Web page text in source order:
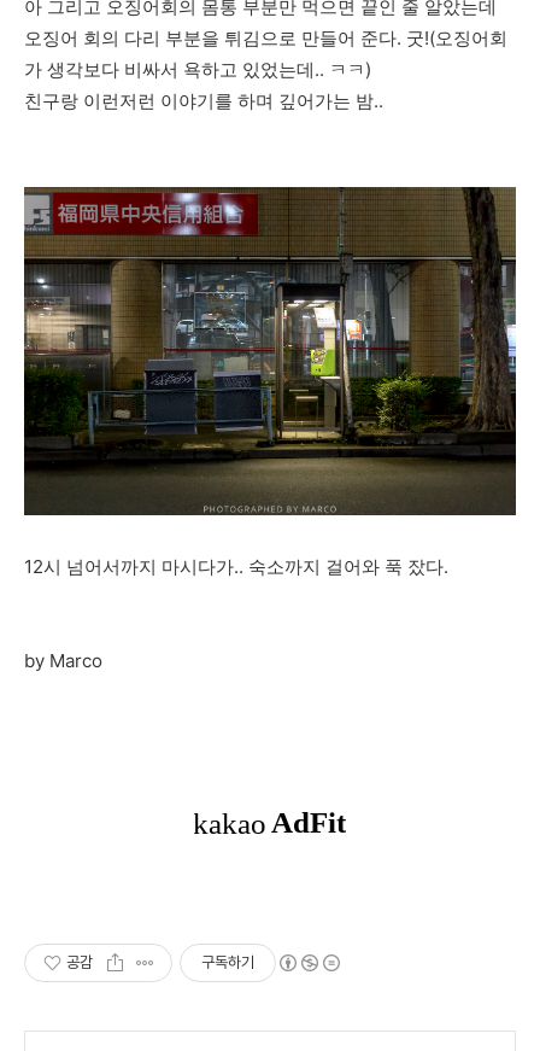
아 그리고 오징어회의 몸통 부분만 먹으면 끝인 줄 알았는데
오징어 회의 다리 부분을 튀김으로 만들어 준다. 굿!(오징어회
가 생각보다 비싸서 욕하고 있었는데.. ㅋㅋ)
친구랑 이런저런 이야기를 하며 깊어가는 밤..
12시 넘어서까지 마시다가.. 숙소까지 걸어와 푹 잤다.
by Marco
공감 구독하기